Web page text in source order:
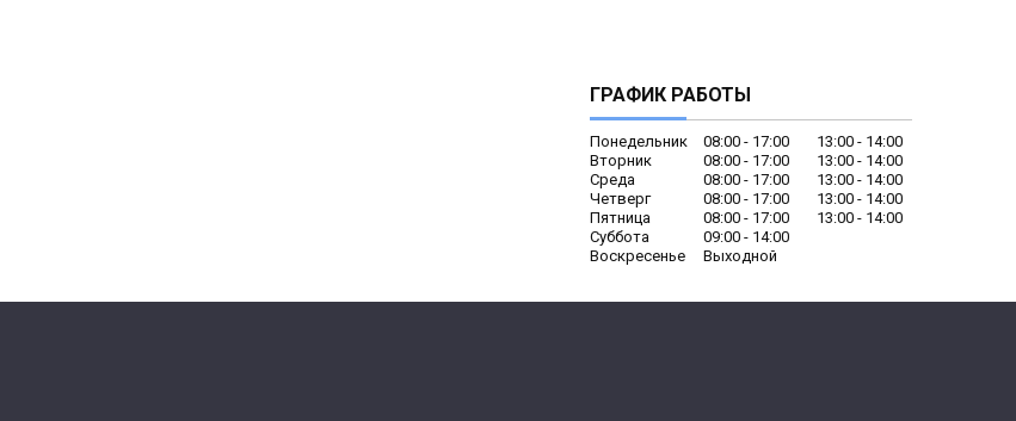
ГРАФИК РАБОТЫ
Понедельник 08:00 17:00 13:00
14:00
Вторник
08:00 17:00 13:00
14:00
Среда
08:00 17:00 13:00
14:00
Четверг
08:00 17:00 13:00
14:00
Пятница
08:00 17:00 13:00
14:00
Суббота
09:00
14:00
Воскресенье
Выходной